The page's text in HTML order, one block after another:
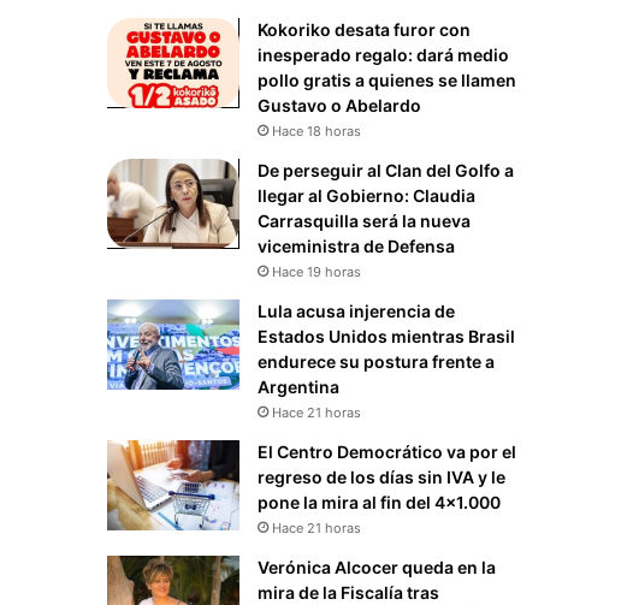
Kokoriko desata furor con
inesperado regalo: dará medio
pollo gratis a quienes se llamen
Gustavo o Abelardo
Hace 18 horas
De perseguir al Clan del Golfo a
llegar al Gobierno: Claudia
Carrasquilla será la nueva
viceministra de Defensa
Hace 19 horas
Lula acusa injerencia de
Estados Unidos mientras Brasil
endurece su postura frente a
Argentina
Hace 21 horas
El Centro Democrático va por el
regreso de los días sin IVA y le
pone la mira al fin del 4×1.000
Hace 21 horas
Verónica Alcocer queda en la
mira de la Fiscalía tras